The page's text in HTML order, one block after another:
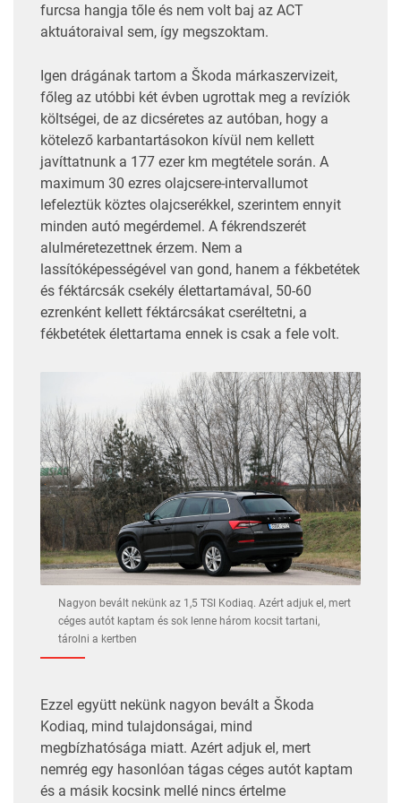
furcsa hangja tőle és nem volt baj az ACT
aktuátoraival sem, így megszoktam.
Igen drágának tartom a Škoda márkaszervizeit,
főleg az utóbbi két évben ugrottak meg a revíziók
költségei, de az dicséretes az autóban, hogy a
kötelező karbantartásokon kívül nem kellett
javíttatnunk a 177 ezer km megtétele során. A
maximum 30 ezres olajcsere-intervallumot
lefeleztük köztes olajcserékkel, szerintem ennyit
minden autó megérdemel. A fékrendszerét
alulméretezettnek érzem. Nem a
lassítóképességével van gond, hanem a fékbetétek
és féktárcsák csekély élettartamával, 50-60
ezrenként kellett féktárcsákat cseréltetni, a
fékbetétek élettartama ennek is csak a fele volt.
Nagyon bevált nekünk az 1,5 TSI Kodiaq. Azért adjuk el, mert
céges autót kaptam és sok lenne három kocsit tartani,
tárolni a kertben
Ezzel együtt nekünk nagyon bevált a Škoda
Kodiaq, mind tulajdonságai, mind
megbízhatósága miatt. Azért adjuk el, mert
nemrég egy hasonlóan tágas céges autót kaptam
és a másik kocsink mellé nincs értelme